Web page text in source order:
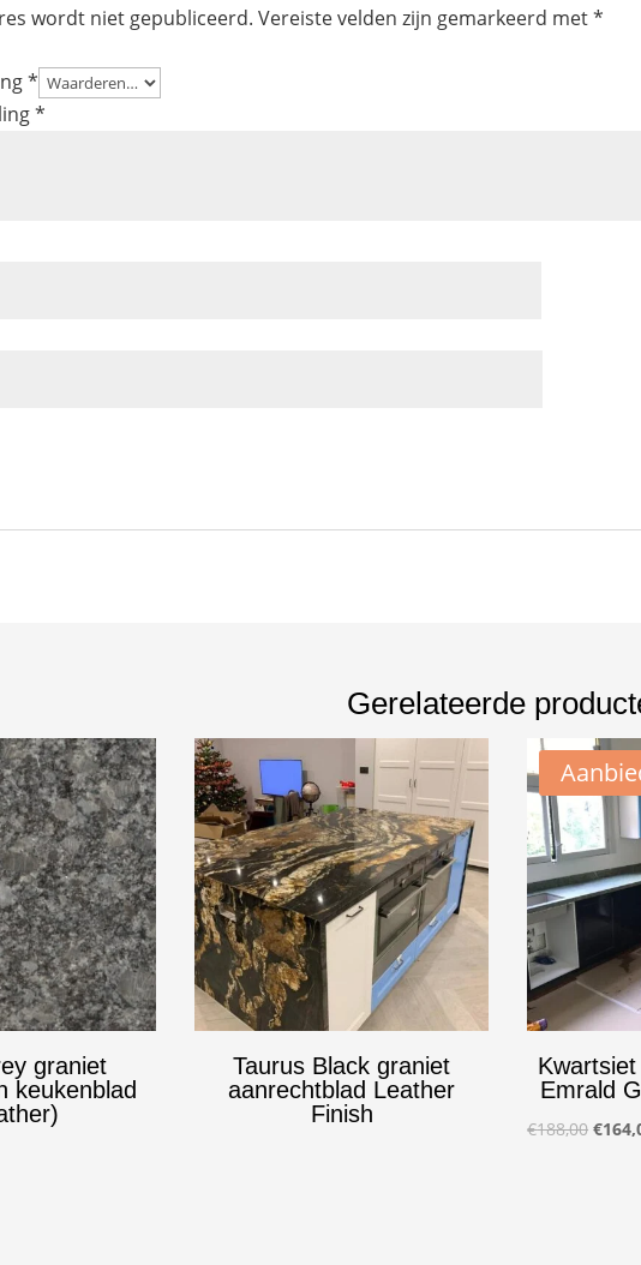
wordt niet gepubliceerd. Vereiste velden zijn gemarkeerd met*
*
*
Gerelateerde
graniet
keukenblad
Taurus Black graniet
aanrechtblad Leather
Finish
Emrald
€188,00 €